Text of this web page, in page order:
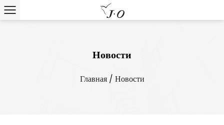
Новости
Главная/ Новости